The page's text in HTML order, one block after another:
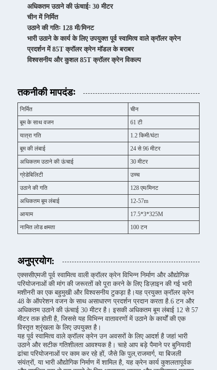
अधिकतम उठाने की ऊंचाईः 30 मीटर
चीन में निर्मित
उठाने की गतिः 128 मी/मिनट
भारी उठाने के कार्य के लिए उपयुक्त पूर्व स्वामित्व वाले क्रॉलर क्रेन
प्रदर्शन में 85T क्रॉलर क्रेन मॉडल के बराबर
विश्वसनीय और कुशल 85T क्रॉलर क्रेन विकल्प
तकनीकी मापदंडः
निर्मित
चीन
बूम के साथ वजन
61 टी
यात्रा गति
1.2 किमी/घंटा
बूम की लंबाई
24 से 96 मीटर
अधिकतम उठाने की ऊंचाई
30 मीटर
ग्रेडेबिलिटी
उच्च
उठाने की गति
128 एम/मिनट
अधिकतम बूम लंबाई
12-57m
आयाम
17.5*3*325M
नामित लोड क्षमता
100 टन
अनुप्रयोग:
एक्ससीएमजी पूर्व स्वामित्व वाली क्रॉलर क्रेन विभिन्न निर्माण और औद्योगिक
परियोजनाओं की मांग की जरूरतों को पूरा करने के लिए डिज़ाइन की गई भारी
मशीनरी का एक बहुमुखी और विश्वसनीय टुकड़ा है।यह प्रयुक्त क्रॉलर क्रेन
48 के ऑपरेशन वजन के साथ असाधारण प्रदर्शन प्रदान करता है.6 टन और
अधिकतम उठाने की ऊंचाई 30 मीटर है। इसकी अधिकतम बूम लंबाई 12 से 57
मीटर तक होती है, जिससे यह विभिन्न वातावरणों में उठाने के कार्यों की एक
विस्तृत श्रृंखला के लिए उपयुक्त है।
यह पूर्व स्वामित्व वाले क्रॉलर क्रेन उन अवसरों के लिए आदर्श है जहां भारी
उठाने और सटीक गतिशीलता आवश्यक है। चाहे आप बड़े पैमाने पर बुनियादी
ढांचा परियोजनाओं पर काम कर रहे हों, जैसे कि पुल,राजमार्ग, या बिजली
संयंत्रों, या भारी औद्योगिक निर्माण में शामिल है, यह क्रेन कार्य कुशलतापूर्वक